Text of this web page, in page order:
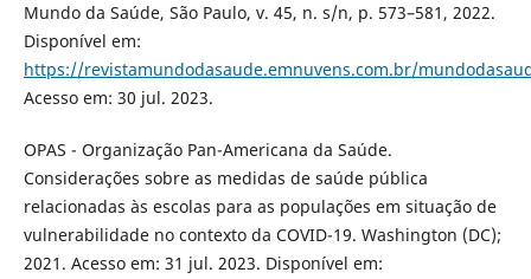
Mundo da Saúde, São Paulo, v. 45, n. s/n, p. 573–581, 2022.
Disponível em:
https://revistamundodasaude.emnuvens.com.br/
Acesso em: 30 jul. 2023.
OPAS - Organização Pan-Americana da Saúde.
Considerações sobre as medidas de saúde pública
relacionadas às escolas para as populações em situação de
vulnerabilidade no contexto da COVID-19. Washington (DC);
2021. Acesso em: 31 jul. 2023. Disponível em: